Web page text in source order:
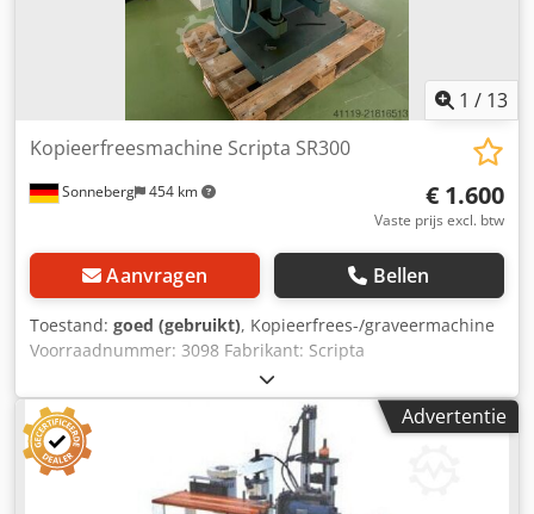
1 / 13
Sonneberg 454 km
Kopieerfreesmachine Scripta SR300
€ 1.600
Vaste prijs excl. btw
Aanvragen Bellen
Toestand: goed (gebruikt), Kopieerfrees-/graveermachine
Voorraadnummer: 3098 Fabrikant: Scripta
Machinenummer: Type / Model: SR 300 Verplaatsingen x-y-
z: mm Sjabloontafel / werktafel: 600 x 400 // 600 x 250 mm
Cedpey H Hhbofx Ah Usha Toerentalbereik: 700 tot 18.000
omw/min, traploos Overbrenging: 1 : 1,33 tot 1 : 10
Toebehoren/uitrusting: lettermatrijzensets; overig (zie
foto's) Vermogensbehoefte: kW Conditie: goed Gewicht: 0,7
Advertentie